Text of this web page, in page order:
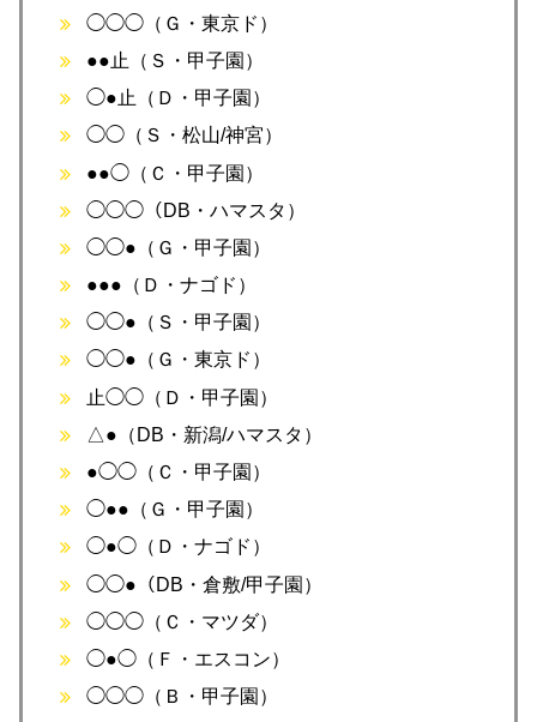
◯◯◯（Ｇ・東京ド）
●●止（Ｓ・甲子園）
◯●止（Ｄ・甲子園）
◯◯（Ｓ・松山/神宮）
●●◯（Ｃ・甲子園）
◯◯◯（DB・ハマスタ）
◯◯●（Ｇ・甲子園）
●●●（Ｄ・ナゴド）
◯◯●（Ｓ・甲子園）
◯◯●（Ｇ・東京ド）
止◯◯（Ｄ・甲子園）
△●（DB・新潟/ハマスタ）
●◯◯（Ｃ・甲子園）
◯●●（Ｇ・甲子園）
◯●◯（Ｄ・ナゴド）
◯◯●（DB・倉敷/甲子園）
◯◯◯（Ｃ・マツダ）
◯●◯（Ｆ・エスコン）
◯◯◯（Ｂ・甲子園）